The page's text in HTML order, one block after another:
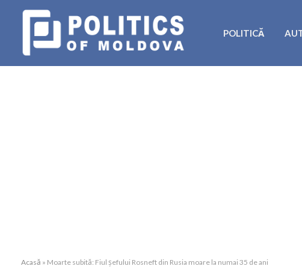
POLITICĂ
Acasă » Moarte subită: Fiul șefului Rosneft din Rusia moare la numai 35 de ani